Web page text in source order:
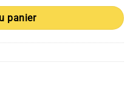
panier